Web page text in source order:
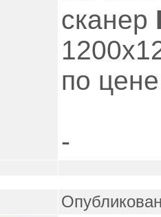
сканер
по
-